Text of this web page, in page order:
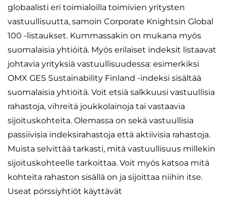
globaalisti eri toimialoilla toimivien yritysten
vastuullisuutta, samoin Corporate Knightsin Global
100 -listaukset. Kummassakin on mukana myös
suomalaisia yhtiöitä. Myös erilaiset indeksit listaavat
johtavia yrityksiä vastuullisuudessa: esimerkiksi
OMX GES Sustainability Finland -indeksi sisältää
suomalaisia yhtiöitä. Voit etsiä salkkuusi vastuullisia
rahastoja, vihreitä joukkolainoja tai vastaavia
sijoituskohteita. Olemassa on sekä vastuullisia
passiivisia indeksirahastoja että aktiivisia rahastoja.
Muista selvittää tarkasti, mitä vastuullisuus millekin
sijoituskohteelle tarkoittaa. Voit myös katsoa mitä
kohteita rahaston sisällä on ja sijoittaa niihin itse.
Useat pörssiyhtiöt käyttävät